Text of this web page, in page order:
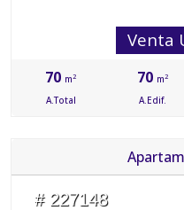
Venta
70 m2
A.Total
70 m2
A.Edif.
# 227148